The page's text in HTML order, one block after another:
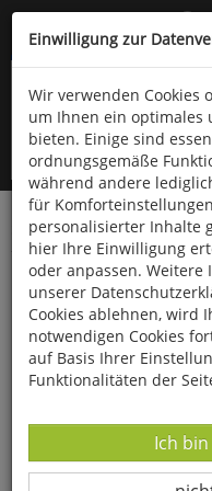
Kompletten Head der
oder
Startseite Bücher
Einwilligung zur
Wir verwenden Cookies
um Ihnen ein optimales
bieten. Einige sind
ordnungsgemäße
während andere
für
personalisierter Inhalte
hier Ihre Einwilligung
oder anpassen.
unserer
Cookies ablehnen, wird
notwendigen Cookies
auf Basis Ihrer
Funktionalitäten der
Ich